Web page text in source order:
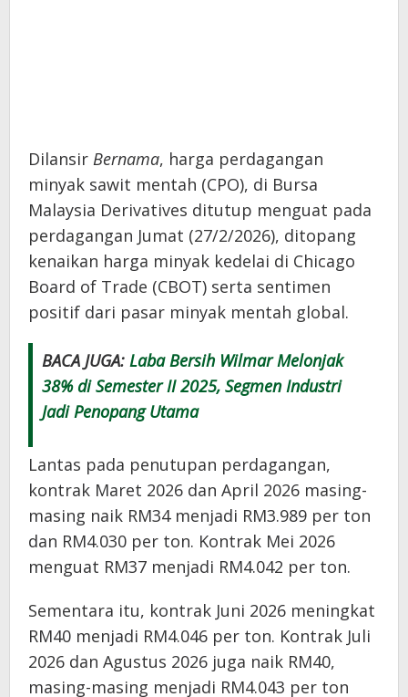
Dilansir Bernama, harga perdagangan
minyak sawit mentah (CPO), di Bursa
Malaysia Derivatives ditutup menguat pada
perdagangan Jumat (27/2/2026), ditopang
kenaikan harga minyak kedelai di Chicago
Board of Trade (CBOT) serta sentimen
positif dari pasar minyak mentah global.
BACA JUGA: Laba Bersih Wilmar Melonjak
38% di Semester II 2025, Segmen Industri
Jadi Penopang Utama
Lantas pada penutupan perdagangan,
kontrak Maret 2026 dan April 2026 masing-
masing naik RM34 menjadi RM3.989 per ton
dan RM4.030 per ton. Kontrak Mei 2026
menguat RM37 menjadi RM4.042 per ton.
Sementara itu, kontrak Juni 2026 meningkat
RM40 menjadi RM4.046 per ton. Kontrak Juli
2026 dan Agustus 2026 juga naik RM40,
masing-masing menjadi RM4.043 per ton